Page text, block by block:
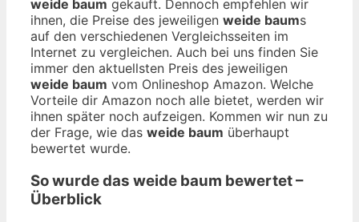
weide baum gekauft. Dennoch empfehlen wir
ihnen, die Preise des jeweiligen weide baums
auf den verschiedenen Vergleichsseiten im
Internet zu vergleichen. Auch bei uns finden Sie
immer den aktuellsten Preis des jeweiligen
weide baum vom Onlineshop Amazon. Welche
Vorteile dir Amazon noch alle bietet, werden wir
ihnen später noch aufzeigen. Kommen wir nun zu
der Frage, wie das weide baum überhaupt
bewertet wurde.
So wurde das weide baum bewertet –
Überblick